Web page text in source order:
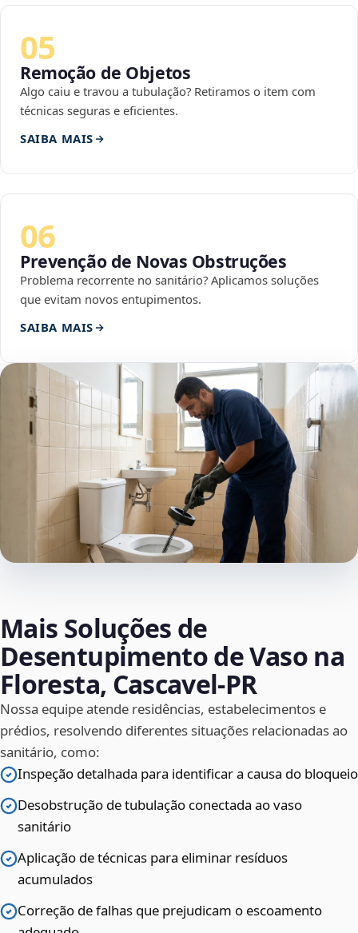
05
Remoção de Objetos
Algo caiu e travou a tubulação? Retiramos o item com
técnicas seguras e eficientes.
SAIBA MAIS
06
Prevenção de Novas Obstruções
Problema recorrente no sanitário? Aplicamos soluções
que evitam novos entupimentos.
SAIBA MAIS
Mais Soluções de
Desentupimento de Vaso na
Floresta, Cascavel‑PR
Nossa equipe atende residências, estabelecimentos e
prédios, resolvendo diferentes situações relacionadas ao
sanitário, como:
Inspeção detalhada para identificar a causa do bloqueio
Desobstrução de tubulação conectada ao vaso
sanitário
Aplicação de técnicas para eliminar resíduos
acumulados
Correção de falhas que prejudicam o escoamento